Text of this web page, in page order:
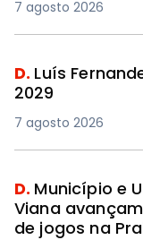
7 agosto 2026
D. Luís
2029
7 agosto 2026
D. Município e
Viana
de jogos na